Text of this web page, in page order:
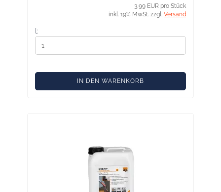
3,99 EUR pro Stück
inkl. 19% MwSt. zzgl. Versand
l:
IN DEN WARENKORB